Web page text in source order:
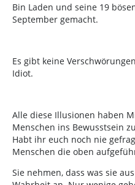
Bin Laden und seine 19
September gemacht.
Es gibt keine
Idiot.
Alle diese Illusionen haben
Menschen ins Bewusstsein
Habt ihr euch noch nie
Menschen die oben
Sie nehmen, dass was sie